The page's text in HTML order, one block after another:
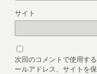
サイト
次回のコメントで使用す
ールアドレス、サイトを保